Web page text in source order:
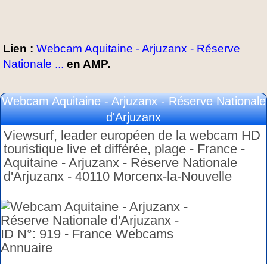
Lien : Webcam Aquitaine - Arjuzanx - Réserve
Nationale ... en AMP.
Webcam Aquitaine - Arjuzanx - Réserve Nationale
d'Arjuzanx
Viewsurf, leader européen de la webcam HD
touristique live et différée, plage - France -
Aquitaine - Arjuzanx - Réserve Nationale
d'Arjuzanx - 40110 Morcenx-la-Nouvelle